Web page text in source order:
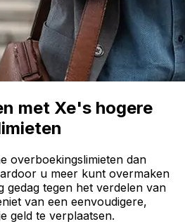
met Xe's hogere
overboekingslimieten dan
u meer kunt overmaken
gedag tegen het verdelen van
van een eenvoudigere,
geld te verplaatsen.